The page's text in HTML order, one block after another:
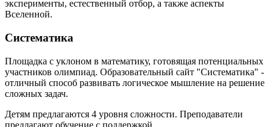
эксперименты, естественный отбор, а также аспекты
Вселенной.
Систематика
Площадка с уклоном в математику, готовящая потенциальных
участников олимпиад. Образовательный сайт "Систематика" -
отличный способ развивать логическое мышление на решение
сложных задач.
Детям предлагаются 4 уровня сложности. Преподаватели
предлагают обучение с поддержкой.